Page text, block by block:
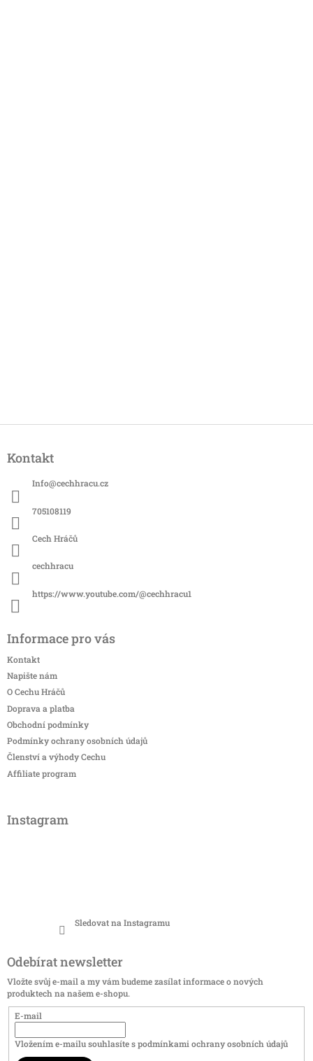
pKontakt
Info@cechhracu.cz
705108119
Cech Hráčů
cechhracu
https://www.youtube.com/@cechhracu1
Informace pro vás
Kontakt
Napište nám
O Cechu Hráčů
Doprava a platba
Obchodní podmínky
Podmínky ochrany osobních údajů
Členství a výhody Cechu
Affiliate program
Instagram
Sledovat na Instagramu
Odebírat newsletter
Vložte svůj e-mail a my vám budeme zasílat informace o nových
produktech na našem e-shopu.
E-mail
Vložením e-mailu souhlasíte spodmínkami ochrany osobních údajů